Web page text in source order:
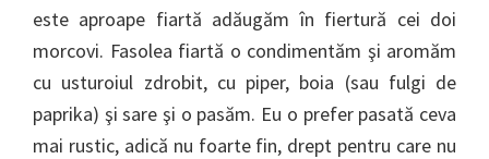
este aproape fiartă adăugăm în fiertură cei doi
morcovi. Fasolea fiartă o condimentăm şi aromăm
cu usturoiul zdrobit, cu piper, boia (sau fulgi de
paprika) şi sare şi o pasăm. Eu o prefer pasată ceva
mai rustic, adică nu foarte fin, drept pentru care nu